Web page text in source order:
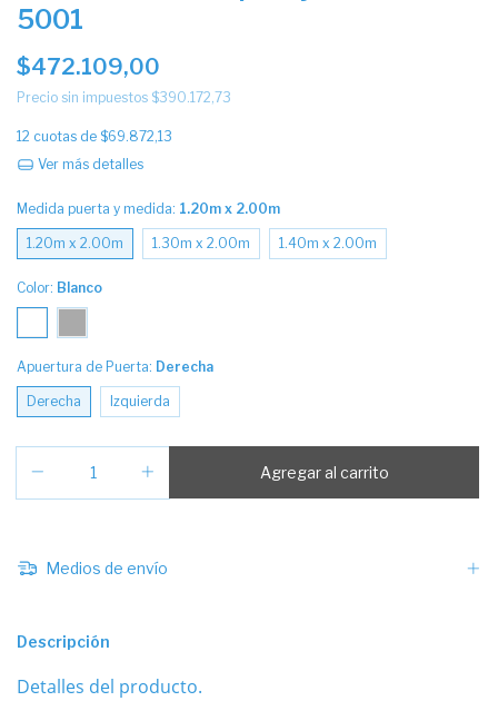
5001
$472.109,00
Precio sin impuestos $390.172,73
12 cuotas de $69.872,13
Ver más detalles
Medida puerta y medida: 1.20m x 2.00m
1.20m x 2.00m 1.30m x 2.00m 1.40m x 2.00m
Color: Blanco
Apuertura de Puerta: Derecha
Derecha Izquierda
Medios de envío
Descripción
Detalles del producto.